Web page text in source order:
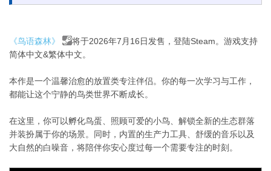
《鸟语森林》
将于2026年7月16日发售，登陆Steam。游戏支持
简体中文&繁体中文。
本作是一个温馨治愈的放置类专注伴侣。你的每一次学习与工作，
都能让这个宁静的鸟类世界不断成长。
在这里，你可以孵化鸟蛋、照顾可爱的小鸟、解锁全新的生态群落
并装扮属于你的场景。同时，内置的生产力工具、舒缓的音乐以及
大自然的白噪音，将陪伴你安心度过每一个需要专注的时刻。